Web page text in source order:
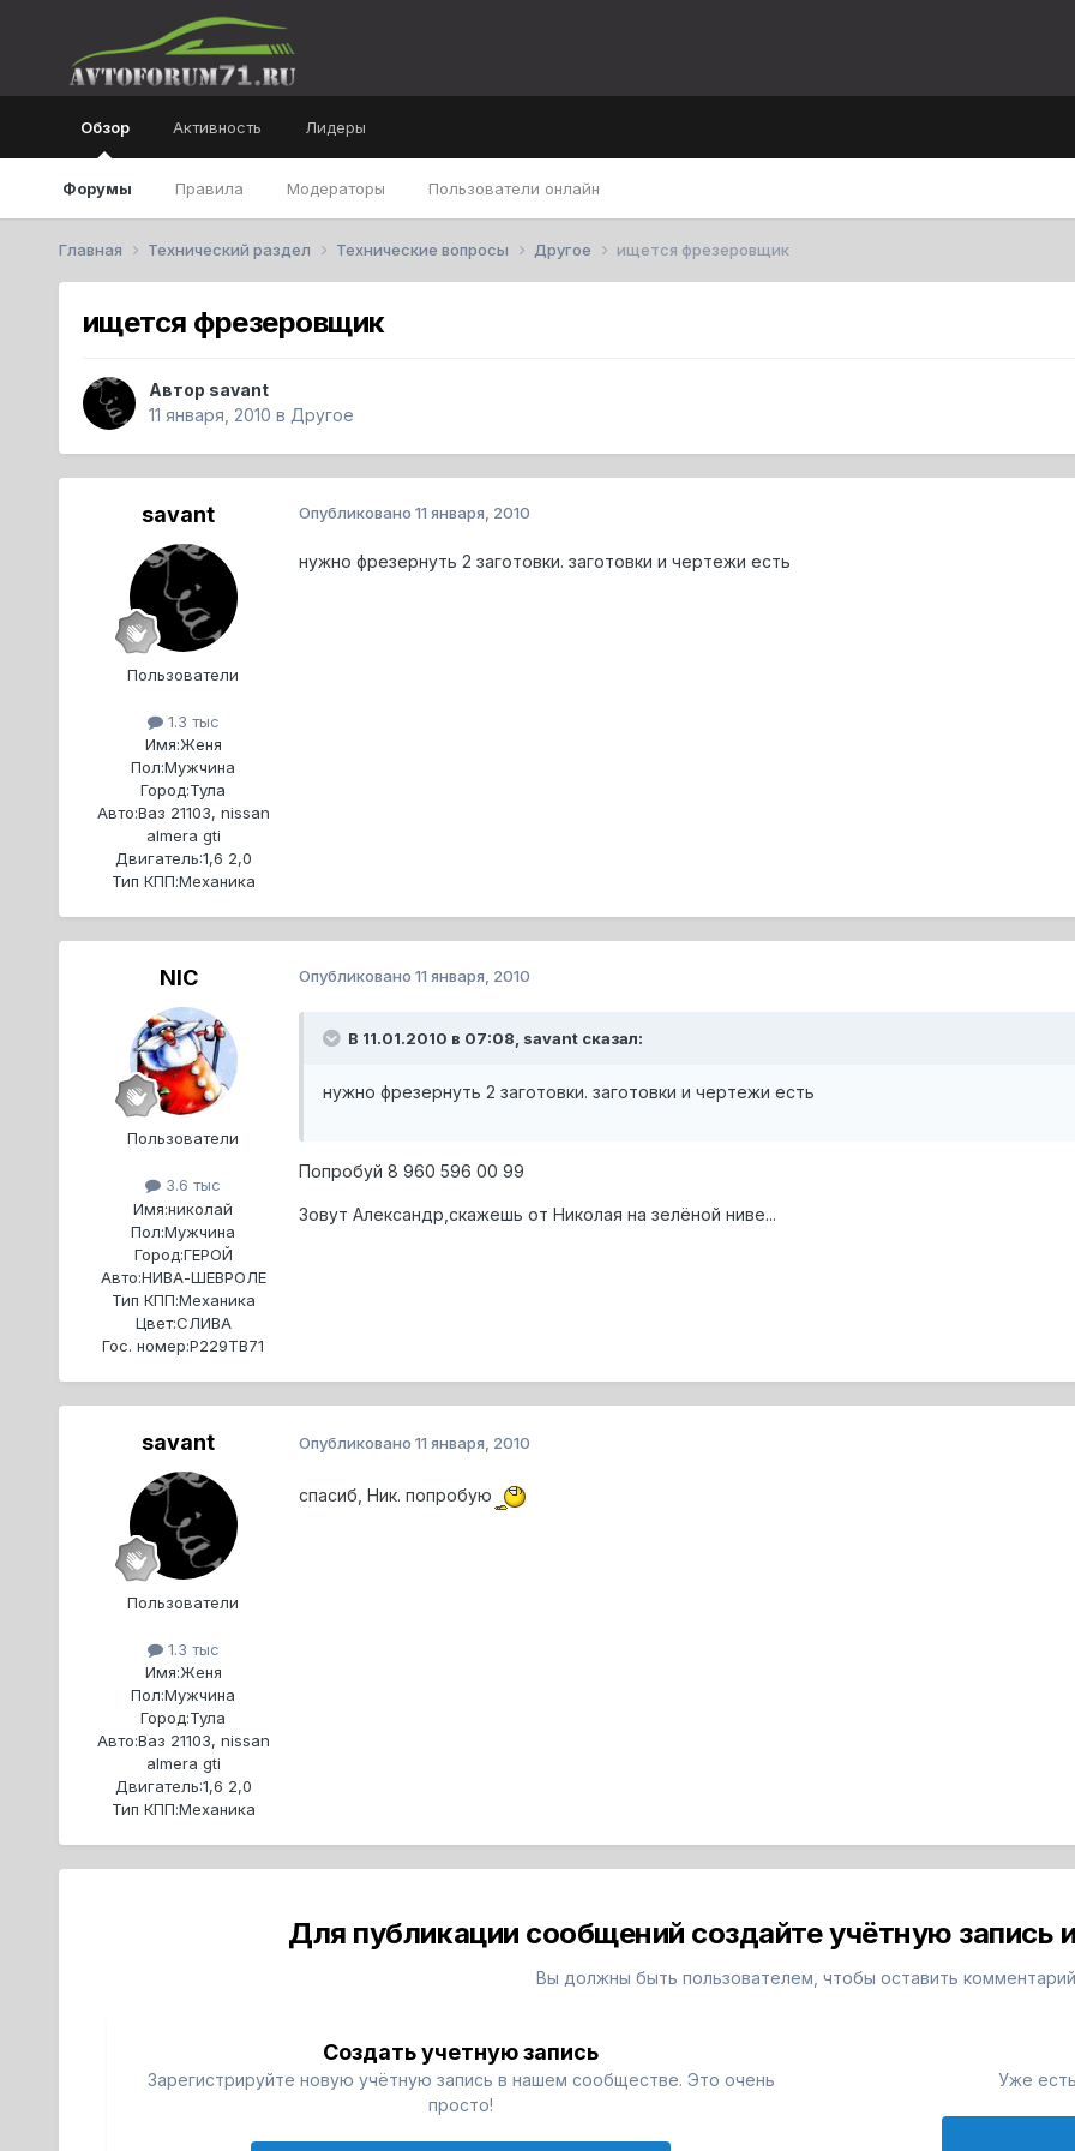
Обзор
Форумы Правила Модераторы Пользователи онлайн
Активность Лидеры
Главная Технический раздел Технические вопросы Другое ищется фрезеровщик
ищется фрезеровщик
Автор savant
11 января, 2010 в Другое
savant
Пользователи
1.3 тыс
Имя:Женя
Пол:Мужчина
Город:Тула
Авто:Ваз 21103, nissan
almera gti
Двигатель:1,6 2,0
Тип КПП:Механика
Опубликовано 11 января, 2010
нужно фрезернуть 2 заготовки. заготовки и чертежи есть
NIC
Пользователи
3.6 тыс
Имя:николай
Пол:Мужчина
Город:ГЕРОЙ
Авто:НИВА-ШЕВРОЛЕ
Тип КПП:Механика
Цвет:СЛИВА
Гос. номер:Р229ТВ71
Опубликовано 11 января, 2010
В 11.01.2010 в 07:08, savant сказал:
нужно фрезернуть 2 заготовки. заготовки и чертежи есть
Попробуй 8 960 596 00 99
Зовут Александр,скажешь от Николая на зелёной ниве...
savant
Пользователи
1.3 тыс
Имя:Женя
Пол:Мужчина
Город:Тула
Авто:Ваз 21103, nissan
almera gti
Двигатель:1,6 2,0
Тип КПП:Механика
Опубликовано 11 января, 2010
спасиб, Ник. попробую
Для публикации сообщений создайте учётную запись
Вы должны быть пользователем, чтобы оставить комментарий
Создать учетную запись
Зарегистрируйте новую учётную запись в нашем сообществе. Это очень
просто!
Уже